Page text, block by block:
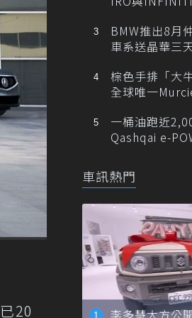
20
BMW推出8月
車系送晶華三
棕色手排「大
全球唯一
一桶油跑近
Qashqai e-
車訊熱門